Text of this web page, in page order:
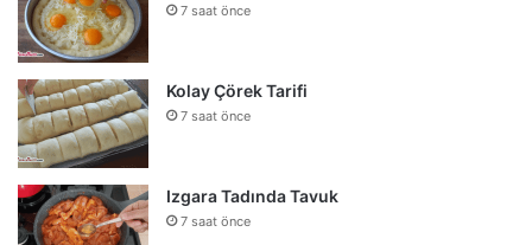
7 saat önce
Kolay Çörek Tarifi
7 saat önce
Izgara Tadında Tavuk
7 saat önce